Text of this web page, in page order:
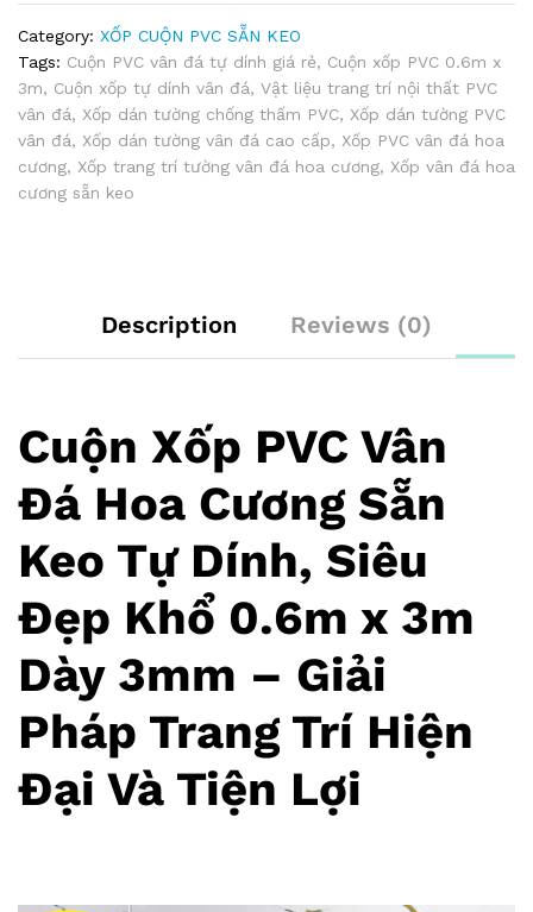
3m
Đá
Cẩm
Thạch
Vàng
quantity
Category: XỐP CUỘN PVC SẴN KEO
Tags: Cuộn PVC vân đá tự dính giá rẻ, Cuộn xốp PVC 0.6m x
3m, Cuộn xốp tự dính vân đá, Vật liệu trang trí nội thất PVC
vân đá, Xốp dán tường chống thấm PVC, Xốp dán tường PVC
vân đá, Xốp dán tường vân đá cao cấp, Xốp PVC vân đá hoa
cương, Xốp trang trí tường vân đá hoa cương, Xốp vân đá hoa
cương sẵn keo
Description Reviews (0)
Cuộn Xốp PVC Vân
Đá Hoa Cương Sẵn
Keo Tự Dính, Siêu
Đẹp Khổ 0.6m x 3m
Dày 3mm – Giải
Pháp Trang Trí Hiện
Đại Và Tiện Lợi